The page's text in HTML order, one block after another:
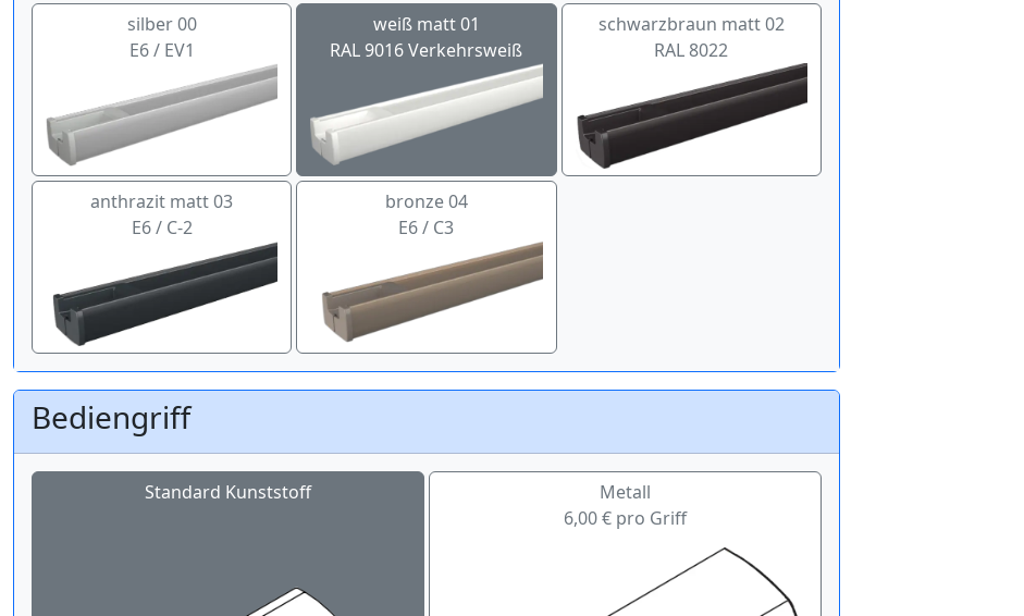
silber 00
E6 / EV1
weiß matt 01
RAL 9016 Verkehrsweiß
schwarzbraun matt 02
RAL 8022
anthrazit matt 03
E6 / C-2
bronze 04
E6 / C3
Bediengriff
Standard Kunststoff
Metall
6,00 € pro Griff